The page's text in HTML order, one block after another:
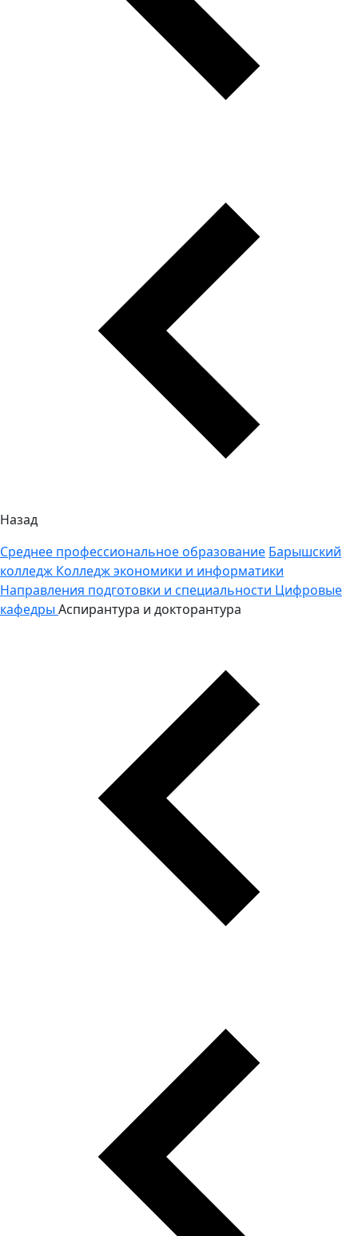
Назад
Среднее профессиональное образование Барышский
колледж Колледж экономики и информатики
Направления подготовки и специальности Цифровые
кафедры Аспирантура и докторантура